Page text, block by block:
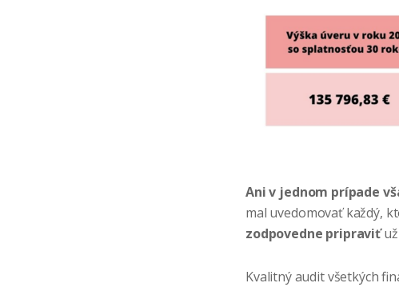
Ani v jednom prípade
mal uvedomovať každý,
zodpovedne pripraviťuž
Kvalitný audit všetkých